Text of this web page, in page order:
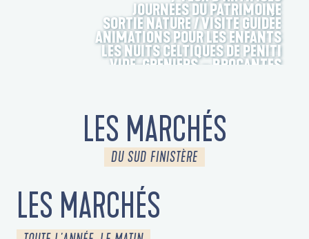
JOURNÉES DU PATRIMOINE
SORTIE NATURE / VISITE GUIDÉE
ANIMATIONS POUR LES ENFANTS
LES NUITS CELTIQUES DE PENITI
VIDE-GRENIERS – BROCANTES
LES MARCHÉS
DU SUD FINISTÈRE
LES MARCHÉS